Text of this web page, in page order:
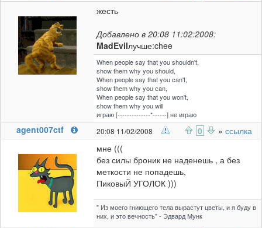
жесть
Добавлено в 20:08 11:02:2008:
MadEvilлучше:chee
When people say that you shouldn't,
show them why you should,
When people say that you can't,
show them why you can,
When people say that you won't,
show them why you will
играю [--------------*------] не играю
agent007ctf 20:08 11/02/2008 0 » ссылка
мне (((
без силы броник не наденешь , а без
меткости не попадешь,
ПиковыЙ УГОЛОК )))
" Из моего гниющего тела вырастут цветы, и я буду в
них, и это вечность" - Эдвард Мунк